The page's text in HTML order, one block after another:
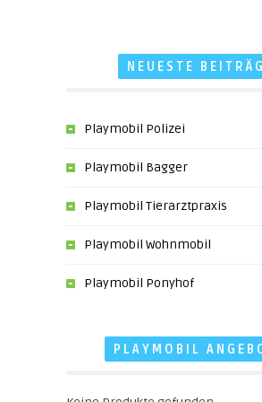
NEUESTE
Playmobil Polizei
Playmobil Bagger
Playmobil Tierarztpraxis
Playmobil Wohnmobil
Playmobil Ponyhof
PLAYMOBIL